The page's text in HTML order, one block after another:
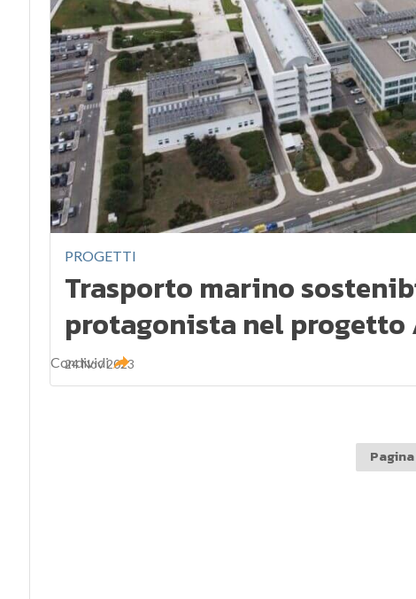
PROGETTI
Trasporto marino
protagonista nel progetto
24 Nov 2023
Condividi
Pagina